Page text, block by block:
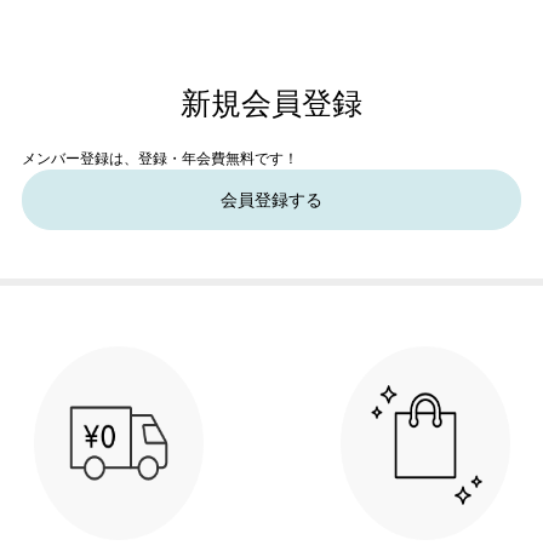
新規会員登録
メンバー登録は、登録・年会費無料です！
会員登録する